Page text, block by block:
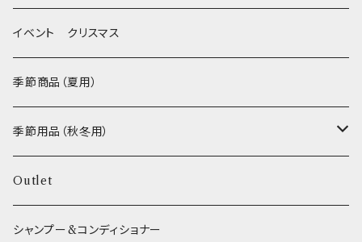
FISH
ヒマラヤチーズ！ _ loasis
わんのはな
エリール
O.C.Farm
イベント クリスマス
季節商品（夏用）
季節用品（秋冬用）
ヒーター
Outlet
シャンプー&コンディショナー